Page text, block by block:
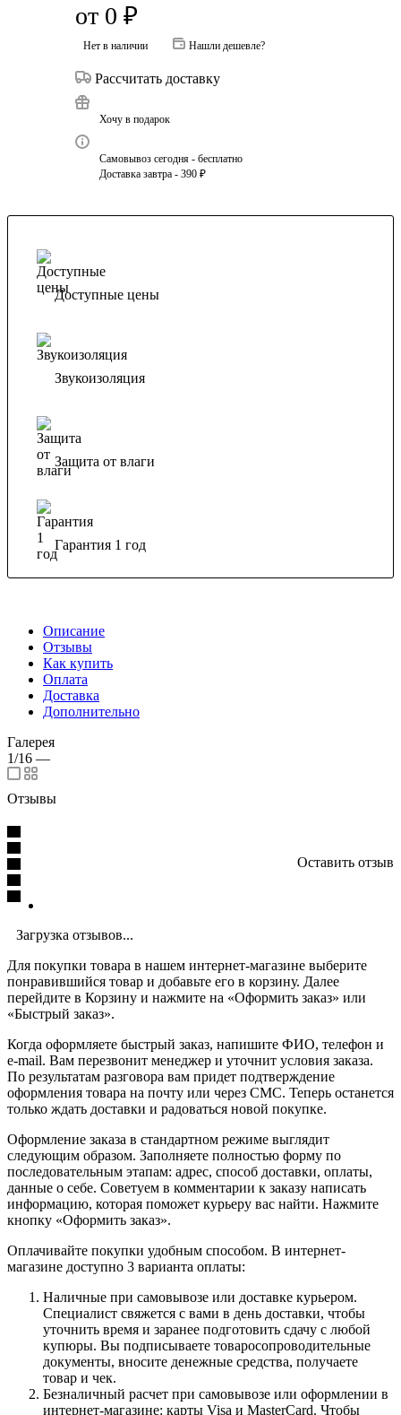
от 0 ₽
Нет в наличии Нашли дешевле?
Рассчитать доставку
Хочу в подарок
Самовывоз сегодня - бесплатно
Доставка завтра - 390 ₽
Доступные цены
Звукоизоляция
Защита от влаги
Гарантия 1 год
Описание
Отзывы
Как купить
Оплата
Доставка
Дополнительно
Галерея
1/16 —
Отзывы
Оставить отзыв
Загрузка отзывов...
Для покупки товара в нашем интернет-магазине выберите
понравившийся товар и добавьте его в корзину. Далее
перейдите в Корзину и нажмите на «Оформить заказ» или
«Быстрый заказ».
Когда оформляете быстрый заказ, напишите ФИО, телефон и
e-mail. Вам перезвонит менеджер и уточнит условия заказа.
По результатам разговора вам придет подтверждение
оформления товара на почту или через СМС. Теперь останется
только ждать доставки и радоваться новой покупке.
Оформление заказа в стандартном режиме выглядит
следующим образом. Заполняете полностью форму по
последовательным этапам: адрес, способ доставки, оплаты,
данные о себе. Советуем в комментарии к заказу написать
информацию, которая поможет курьеру вас найти. Нажмите
кнопку «Оформить заказ».
Оплачивайте покупки удобным способом. В интернет-
магазине доступно 3 варианта оплаты:
Наличные при самовывозе или доставке курьером.
Специалист свяжется с вами в день доставки, чтобы
уточнить время и заранее подготовить сдачу с любой
купюры. Вы подписываете товаросопроводительные
документы, вносите денежные средства, получаете
товар и чек.
Безналичный расчет при самовывозе или оформлении в
интернет-магазине: карты Visa и MasterCard. Чтобы